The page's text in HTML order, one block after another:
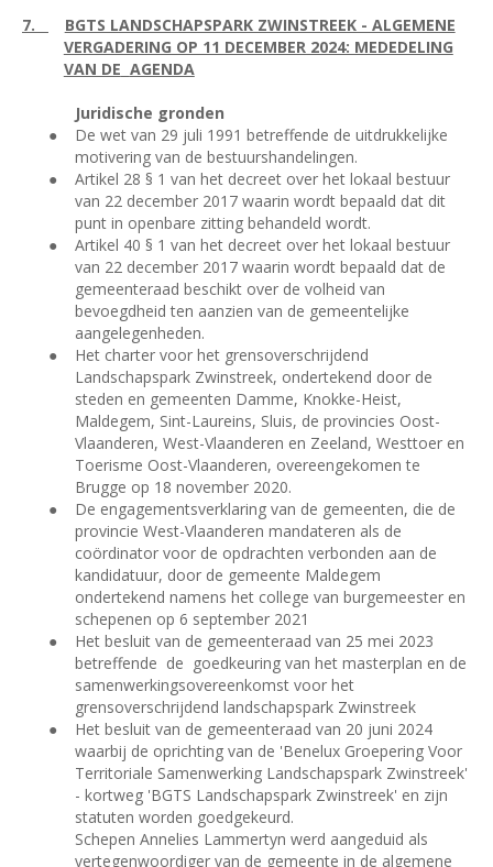
7.
BGTS LANDSCHAPSPARK ZWINSTREEK - ALGEMENE
VERGADERING OP 11 DECEMBER 2024: MEDEDELING
VAN DE AGENDA
Juridische gronden
●
De wet van 29 juli 1991 betreffende de uitdrukkelijke
motivering van de bestuurshandelingen.
●
Artikel 28 § 1 van het decreet over het lokaal bestuur
van 22 december 2017 waarin wordt bepaald dat dit
punt in openbare zitting behandeld wordt.
●
Artikel 40 § 1 van het decreet over het lokaal bestuur
van 22 december 2017 waarin wordt bepaald dat de
gemeenteraad beschikt over de volheid van
bevoegdheid ten aanzien van de gemeentelijke
aangelegenheden.
●
Het charter voor het grensoverschrijdend
Landschapspark Zwinstreek, ondertekend door de
steden en gemeenten Damme, Knokke-Heist,
Maldegem, Sint-Laureins, Sluis, de provincies Oost-
Vlaanderen, West-Vlaanderen en Zeeland, Westtoer en
Toerisme Oost-Vlaanderen, overeengekomen te
Brugge op 18 november 2020.
●
De engagementsverklaring van de gemeenten, die de
provincie West-Vlaanderen mandateren als de
coördinator voor de opdrachten verbonden aan de
kandidatuur, door de gemeente Maldegem
ondertekend namens het college van burgemeester en
schepenen op 6 september 2021
●
Het besluit van de gemeenteraad van 25 mei 2023
betreffende de goedkeuring van het masterplan en de
samenwerkingsovereenkomst voor het
grensoverschrijdend landschapspark Zwinstreek
●
Het besluit van de gemeenteraad van 20 juni 2024
waarbij de oprichting van de 'Benelux Groepering Voor
Territoriale Samenwerking Landschapspark Zwinstreek'
- kortweg 'BGTS Landschapspark Zwinstreek' en zijn
statuten worden goedgekeurd.
Schepen Annelies Lammertyn werd aangeduid als
vertegenwoordiger van de gemeente in de algemene